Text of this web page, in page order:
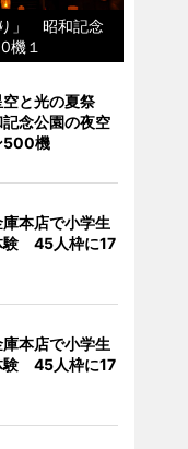
」 昭和記念
機１
と光の夏祭
念公園の夜空
500機
本店で小学生
験 45人枠に17
本店で小学生
験 45人枠に17